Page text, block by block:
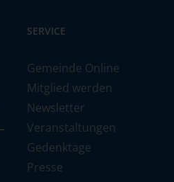
SERVICE
Gemeinde Online
Mitglied werden
Newsletter
Veranstaltungen
Gedenktage
Presse